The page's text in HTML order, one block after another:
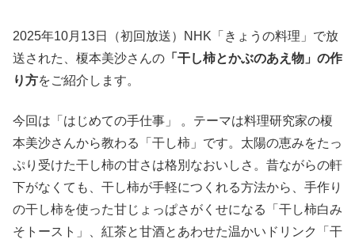
2025年10月13日（初回放送）NHK「きょうの料理」で放
送された、榎本美沙さんの 「干し柿とかぶのあえ物」の作
り方をご紹介します。
今回は「はじめての手仕事」 。テーマは料理研究家の榎
本美沙さんから教わる「干し柿」です。太陽の恵みをたっ
ぷり受けた干し柿の甘さは格別なおいしさ。昔ながらの軒
下がなくても、干し柿が手軽につくれる方法から、手作り
の干し柿を使った甘じょっぱさがくせになる「干し柿白み
そトースト」、紅茶と甘酒とあわせた温かいドリンク「干